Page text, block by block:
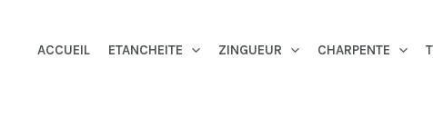
ACCUEIL ETANCHEITE ZINGUEUR CHARPENTE